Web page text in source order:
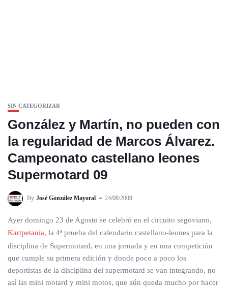
SIN CATEGORIZAR
González y Martín, no pueden con
la regularidad de Marcos Álvarez.
Campeonato castellano leones
Supermotard 09
By José González Mayoral 24/08/2009
Ayer domingo 23 de Agosto se celebró en el circuito segoviano,
Kartpetania, la 4ª prueba del calendario castellano-leones para la
disciplina de Supermotard, en una jornada y en una competición
que cumple su primera edición y donde poco a poco los
deportistas de la disciplina del supermotard se van integrando, no
así las mini motard y mini motos, que aún queda mucho por hacer